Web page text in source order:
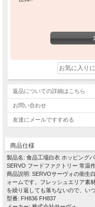
返品についての詳細はこちら
お問い合わせ
友達にメールですすめる
商品仕様
製品名: 食品工場白衣 ホッピング
SERVO フードファクトリー 常温
商品説明: SERVOサーヴォの衛生
ォームです。フレッシュエリア素
を繰り返しても落ちないので、い
型番: FH836 FH837